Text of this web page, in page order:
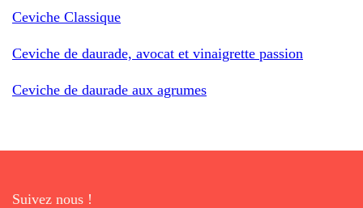
Ceviche Classique
Ceviche de daurade, avocat et vinaigrette passion
Ceviche de daurade aux agrumes
Suivez nous !